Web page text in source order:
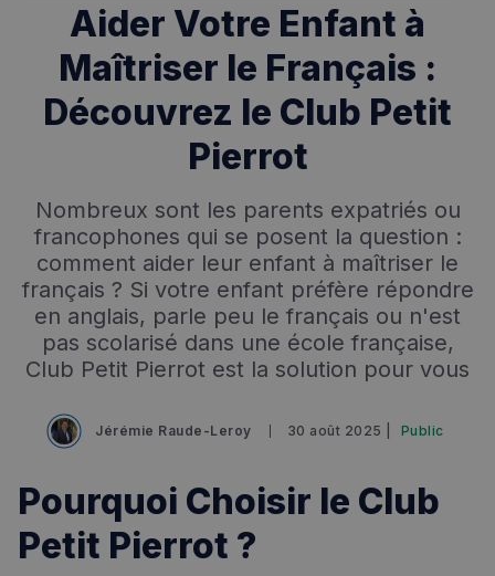
Rechercher dans Français à Londres - Magazine
RECHERCHES POPULAIRES
Annuaire des professionnels
Aider Votre Enfant à
Maîtriser le Français :
Découvrez le Club Petit
Pierrot
Nombreux sont les parents expatriés ou
francophones qui se posent la question :
comment aider leur enfant à maîtriser le
français ? Si votre enfant préfère répondre
en anglais, parle peu le français ou n'est
pas scolarisé dans une école française,
Club Petit Pierrot est la solution pour vous
Jérémie Raude-Leroy 30 août 2025 | Public
Pourquoi Choisir le Club
Petit Pierrot ?